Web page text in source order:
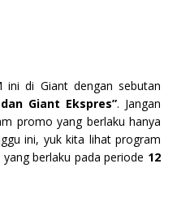
ini di Giant dengan sebutan
Giant Ekspres”. Jangan
promo yang berlaku hanya
ini, yuk kita lihat program
berlaku pada periode 12